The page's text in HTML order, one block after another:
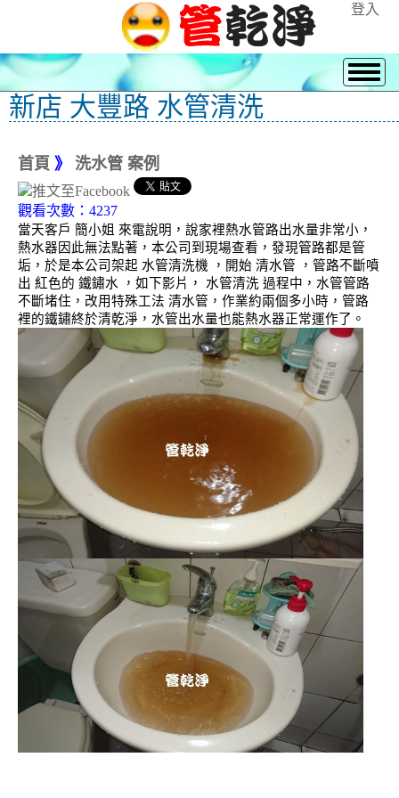
登入
新店 大豐路 水管清洗
首頁 》 洗水管 案例
觀看次數：4237
當天客戶 簡小姐 來電說明，說家裡熱水管路出水量非常小，
熱水器因此無法點著，本公司到現場查看，發現管路都是管
垢，於是本公司架起 水管清洗機 ，開始 清水管 ，管路不斷噴
出 紅色的 鐵鏽水 ，如下影片， 水管清洗 過程中，水管管路
不斷堵住，改用特殊工法 清水管，作業約兩個多小時，管路
裡的鐵鏽終於清乾淨，水管出水量也能熱水器正常運作了。